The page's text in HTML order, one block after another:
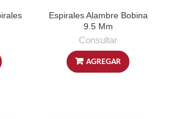
Espirales Alambre Bobina
9.5 Mm
Consultar
AGREGAR